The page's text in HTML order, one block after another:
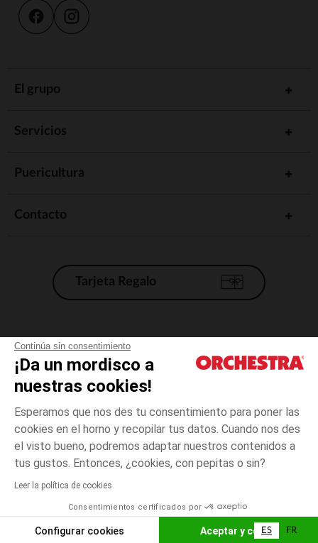
Continúa sin consentimiento
¡Da un mordisco a
nuestras cookies!
Esperamos que nos des tu consentimiento para poner las
cookies en el horno y recopilar tus datos. Cuando nos des
el visto bueno, podremos adaptar nuestros contenidos a
tus gustos. Entonces, ¿cookies, con pepitas o sin?
Leer la política de cookies
Consentimientos certificados por
Configurar cookies Aceptar y cerrar
talla
unica
El pago medidante
AÑADIR A LA CESTA
El grupo
Servicios
Puericultura
Contacto
Tarjeta Regalo
Condiciones generales de venta
Aviso Legal
*Condiciones de las ofertas actuales
Gestión de las cookies
Accesibilidad: no conforme
Orchestra adhiere al código de ética de la Federación Francesa de comercio
electrónico y venta a distancia (FEVAD) y al sistema de mediación de
ES FR